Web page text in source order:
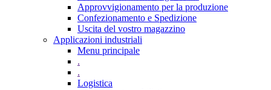
Approvvigionamento per la produzione
Confezionamento e Spedizione
Uscita del vostro magazzino
Applicazioni industriali
Menu principale
.
.
Logistica